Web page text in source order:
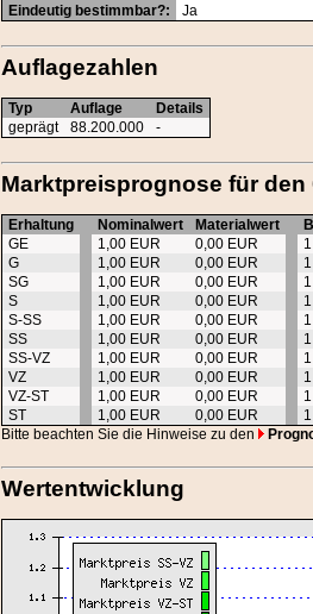
Eindeutig bestimmbar?: Ja
Auflagezahlen
Typ Auflage
Details
geprägt
88.200.000 -
Marktpreisprognose für den
Erhaltung Nominalwert Materialwert
GE
1,00 EUR 0,00 EUR
G
1,00 EUR 0,00 EUR
SG
1,00 EUR 0,00 EUR
S
1,00 EUR 0,00 EUR
S-SS
1,00 EUR 0,00 EUR
SS
1,00 EUR 0,00 EUR
SS-VZ
1,00 EUR 0,00 EUR
VZ
1,00 EUR 0,00 EUR
VZ-ST
1,00 EUR 0,00 EUR
ST
1,00 EUR 0,00 EUR
Bitte beachten Sie die Hinweise zu den
Wertentwicklung